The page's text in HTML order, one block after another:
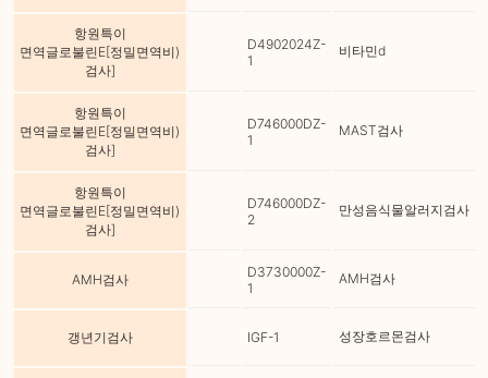
항원특이
면역글로불린E[정밀면역비)
검사]
D4902024Z-
1
비타민d
항원특이
면역글로불린E[정밀면역비)
검사]
D746000DZ-
1
MAST검사
항원특이
면역글로불린E[정밀면역비)
검사]
D746000DZ-
2
만성음식물알러지검사
AMH검사
D3730000Z-
1
AMH검사
갱년기검사 IGF-1 성장호르몬검사